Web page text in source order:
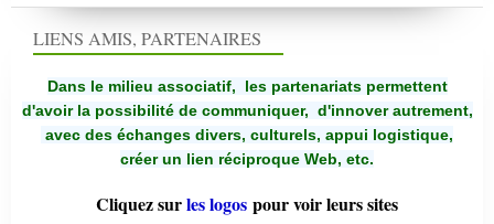
LIENS AMIS, PARTENAIRES
Dans le milieu associatif, les partenariats permettent
d'avoir la possibilité de communiquer, d'innover autrement,
avec des échanges divers, culturels, appui logistique,
créer un lien réciproque Web, etc.
Cliquez surles logos pour voir leurs sites